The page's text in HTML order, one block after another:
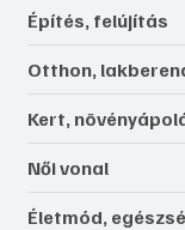
Építés, felújítás
Otthon,
Kert,
Női vonal
Életmód,